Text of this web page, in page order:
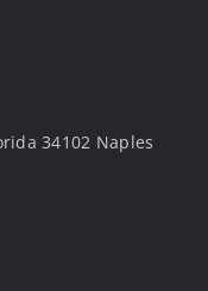
34102 Naples